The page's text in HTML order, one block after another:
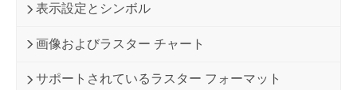
表示設定とシンボル
画像およびラスター チャート
サポートされているラスター フォーマット